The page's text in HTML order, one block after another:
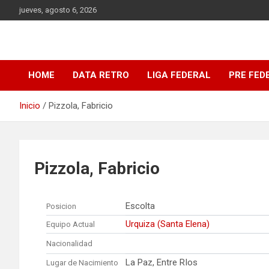
Saltar
al
jueves, agosto 6, 2026
DATA Basquet
HOME DATA RETRO LIGA FEDERAL PRE
Inicio Pizzola, Fabricio
Pizzola, Fabricio
Posicion Escolta
Equipo Actual Urquiza (Santa Elena)
Nacionalidad
Lugar de Nacimiento La Paz, Entre RIos